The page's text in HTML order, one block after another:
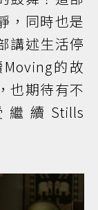
，同時也是
講述生活停
的故
也期待有不
續Stills